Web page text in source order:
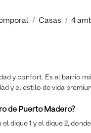
Casas 4
y confort. Es el barrio
y el estilo de vida
de Puerto Madero?
dique 1 y el dique 2,